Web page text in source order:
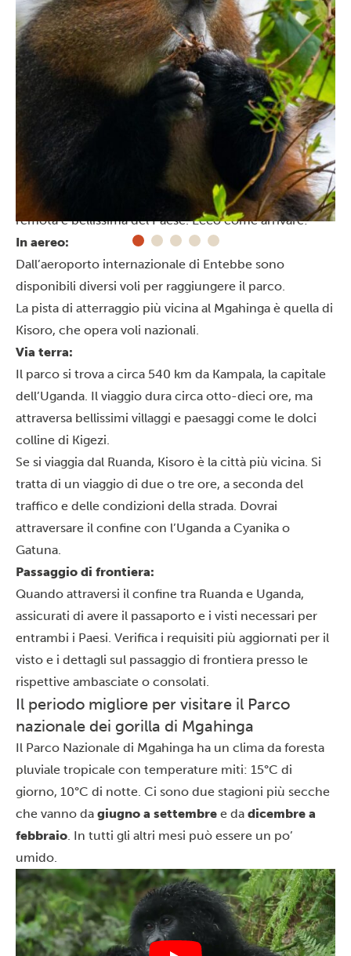
Come arrivare
Raggiungere il Parco nazionale Mgahinga dell’Uganda è
un’avventura di per sé, poiché si trova in una zona
remota e bellissima del Paese. Ecco come arrivare:
In aereo:
Dall’aeroporto internazionale di Entebbe sono
disponibili diversi voli per raggiungere il parco.
La pista di atterraggio più vicina al Mgahinga è quella di
Kisoro, che opera voli nazionali.
Via terra:
Il parco si trova a circa 540 km da Kampala, la capitale
dell’Uganda. Il viaggio dura circa otto-dieci ore, ma
attraversa bellissimi villaggi e paesaggi come le dolci
colline di Kigezi.
Se si viaggia dal Ruanda, Kisoro è la città più vicina. Si
tratta di un viaggio di due o tre ore, a seconda del
traffico e delle condizioni della strada. Dovrai
attraversare il confine con l’Uganda a Cyanika o
Gatuna.
Passaggio di frontiera:
Quando attraversi il confine tra Ruanda e Uganda,
assicurati di avere il passaporto e i visti necessari per
entrambi i Paesi. Verifica i requisiti più aggiornati per il
visto e i dettagli sul passaggio di frontiera presso le
rispettive ambasciate o consolati.
Il periodo migliore per visitare il Parco
nazionale dei gorilla di Mgahinga
Il Parco Nazionale di Mgahinga ha un clima da foresta
pluviale tropicale con temperature miti: 15°C di
giorno, 10°C di notte. Ci sono due stagioni più secche
che vanno da giugno a settembre e da dicembre a
febbraio. In tutti gli altri mesi può essere un po’
umido.